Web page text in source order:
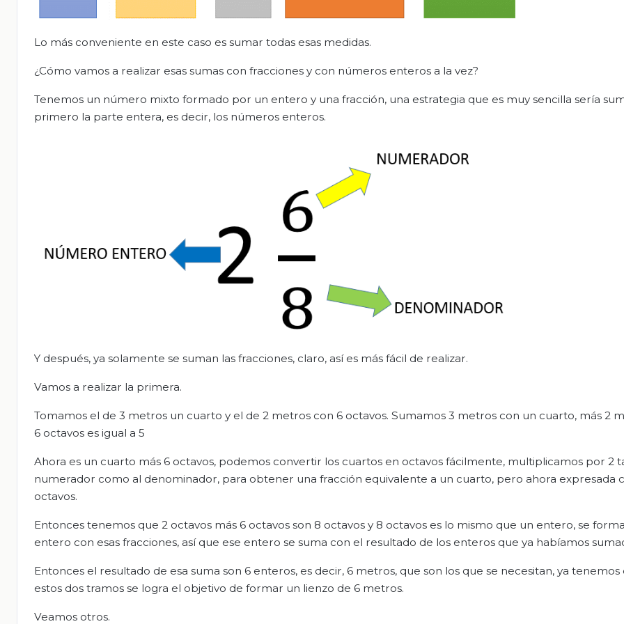
Lo más conveniente en este caso es sumar todas esas medidas.
¿Cómo vamos a realizar esas sumas con fracciones y con números enteros a la vez?
Tenemos un número mixto formado por un entero y una fracción, una estrategia que es muy sencilla sería
primero la parte entera, es decir, los números enteros.
Y después, ya solamente se suman las fracciones, claro, así es más fácil de realizar.
Vamos a realizar la primera.
Tomamos el de 3 metros un cuarto y el de 2 metros con 6 octavos. Sumamos 3 metros con un cuarto, más 2
6 octavos es igual a 5
Ahora es un cuarto más 6 octavos, podemos convertir los cuartos en octavos fácilmente, multiplicamos por 2
numerador como al denominador, para obtener una fracción equivalente a un cuarto, pero ahora expresada
octavos.
Entonces tenemos que 2 octavos más 6 octavos son 8 octavos y 8 octavos es lo mismo que un entero, se
entero con esas fracciones, así que ese entero se suma con el resultado de los enteros que ya habíamos
Entonces el resultado de esa suma son 6 enteros, es decir, 6 metros, que son los que se necesitan, ya
estos dos tramos se logra el objetivo de formar un lienzo de 6 metros.
Veamos otros.